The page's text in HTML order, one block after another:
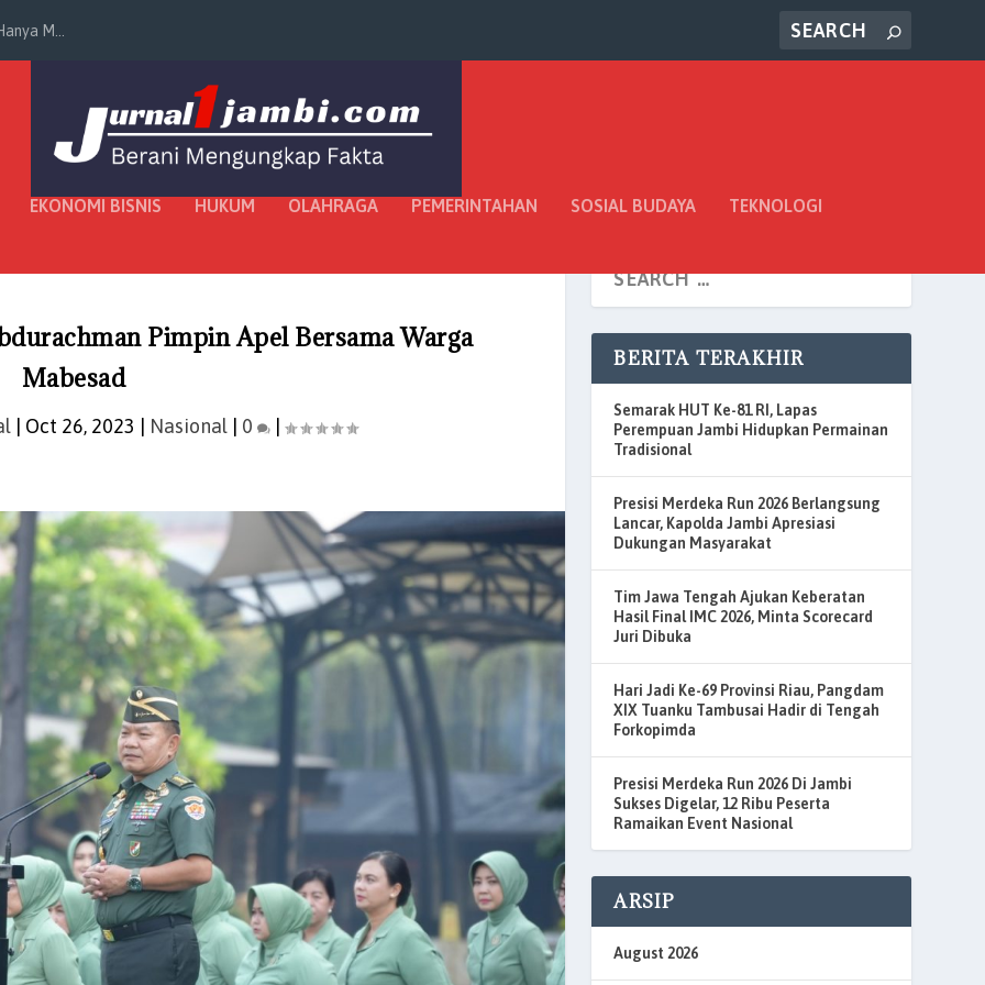
M...
EKONOMI BISNIS HUKUM OLAHRAGA PEMERINTAHAN SOSIAL BUDAYA TEKNOLOGI
Pimpin Apel Bersama Warga
Mabesad
| Oct 26, 2023 Nasional| 0 |
BERITA TERAKHIR
Semarak HUT Ke-81 RI, Lapas
Perempuan Jambi Hidupkan Permainan
Tradisional
Presisi Merdeka Run 2026 Berlangsung
Lancar, Kapolda Jambi Apresiasi
Dukungan Masyarakat
Tim Jawa Tengah Ajukan Keberatan
Hasil Final IMC 2026, Minta Scorecard
Juri Dibuka
Hari Jadi Ke-69 Provinsi Riau, Pangdam
XIX Tuanku Tambusai Hadir di Tengah
Forkopimda
Presisi Merdeka Run 2026 Di Jambi
Sukses Digelar, 12 Ribu Peserta
Ramaikan Event Nasional
ARSIP
August 2026